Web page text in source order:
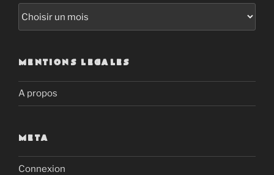
MENTIONS LEGALES
A propos
META
Connexion